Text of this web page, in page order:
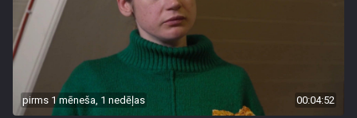
pirms 1 mēneša, 1 nedēļas 00:04:52